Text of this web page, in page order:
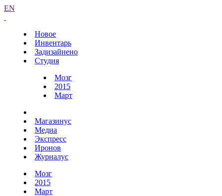
EN
Новое
Инвентарь
Задизайнено
Студия
Мозг
2015
Март
Магазинус
Медиа
Экспресс
Иронов
Журналус
Мозг
2015
Март